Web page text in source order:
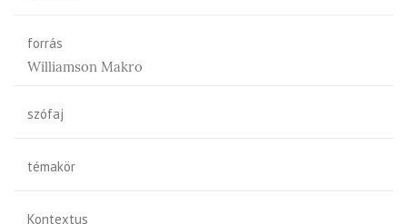
forrás
Williamson Makro
szófaj
témakör
Kontextus